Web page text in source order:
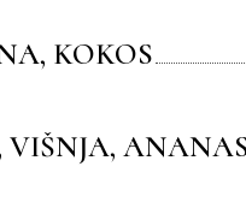
KOKOS
VIŠNJA,